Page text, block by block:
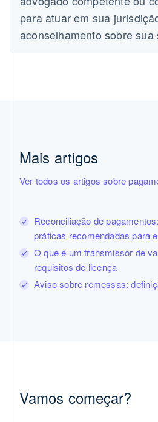
para atuar em sua
aconselhamento sobre
Mais artigos
Ver todos os artigos sobre
Reconciliação de
práticas recomendadas para
O que é um transmissor de
requisitos de licença
Aviso sobre remessas:
Vamos começar?
English
Croácia
EnglishItaliano
EspañolEnglish
EnglishEspañol简体中文
Finlândia
EnglishSvenska
FrançaisEnglish
Gibraltar
English
Itália